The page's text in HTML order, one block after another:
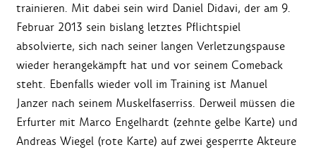
trainieren. Mit dabei sein wird Daniel Didavi, der am 9.
Februar 2013 sein bislang letztes Pflichtspiel
absolvierte, sich nach seiner langen Verletzungspause
wieder herangekämpft hat und vor seinem Comeback
steht. Ebenfalls wieder voll im Training ist Manuel
Janzer nach seinem Muskelfaserriss. Derweil müssen die
Erfurter mit Marco Engelhardt (zehnte gelbe Karte) und
Andreas Wiegel (rote Karte) auf zwei gesperrte Akteure